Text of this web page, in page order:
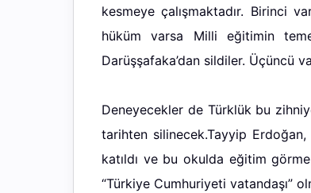
kesmeye çalışmaktadır. Birinci
hüküm varsa Milli eğitimin
Darüşşafaka’dan sildiler. Üçüncü
Deneyecekler de Türklük bu
tarihten silinecek.Tayyip Erdoğan,
katıldı ve bu okulda eğitim
“Türkiye Cumhuriyeti vatandaşı”